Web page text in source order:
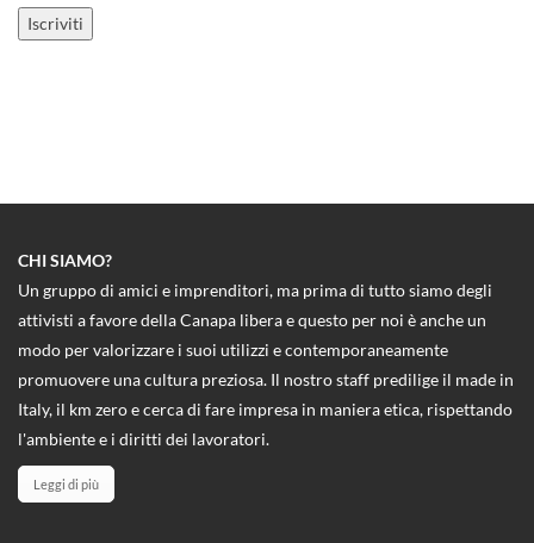
CHI SIAMO?
Un gruppo di amici e imprenditori, ma prima di tutto siamo degli
attivisti a favore della Canapa libera e questo per noi è anche un
modo per valorizzare i suoi utilizzi e contemporaneamente
promuovere una cultura preziosa. Il nostro staff predilige il made in
Italy, il km zero e cerca di fare impresa in maniera etica, rispettando
l'ambiente e i diritti dei lavoratori.
Leggi di più